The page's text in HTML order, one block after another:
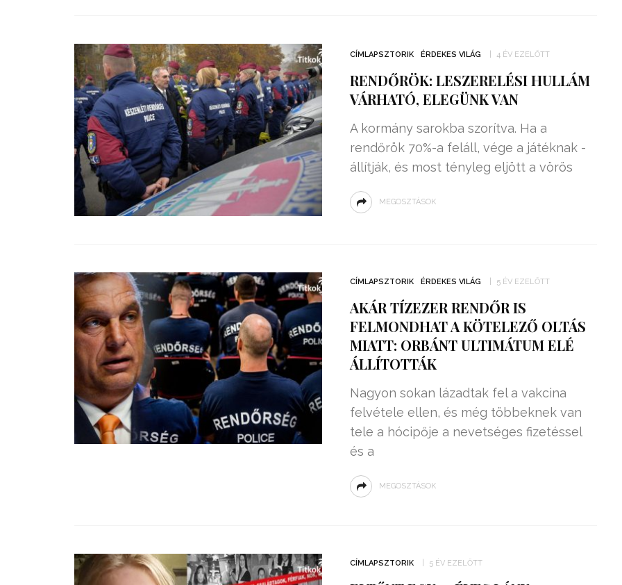
CÍMLAPSZTORIK ÉRDEKES VILÁG 4 ÉV EZELŐTT
RENDŐRÖK: LESZERELÉSI HULLÁM
VÁRHATÓ, ELEGÜNK VAN
A kormány sarokba szorítva. Ha a
rendőrök 70%-a feláll, vége a játéknak -
állítják, és most tényleg eljött a vörös
MEGOSZTÁSOK
CÍMLAPSZTORIK ÉRDEKES VILÁG 5 ÉV EZELŐTT
AKÁR TÍZEZER RENDŐR IS
FELMONDHAT A KÖTELEZŐ OLTÁS
MIATT: ORBÁNT ULTIMÁTUM ELÉ
ÁLLÍTOTTÁK
Nagyon sokan lázadtak fel a vakcina
felvétele ellen, és még többeknek van
tele a hócipője a nevetséges fizetéssel
és a
MEGOSZTÁSOK
CÍMLAPSZTORIK 5 ÉV EZELŐTT